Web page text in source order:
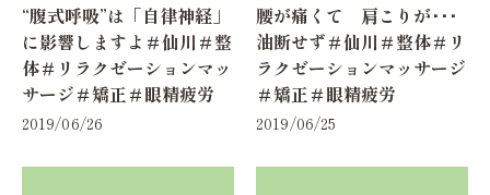
“腹式呼吸”は「自律神経」
に影響しますよ＃仙川＃整
体＃リラクゼーションマッ
サージ＃矯正＃眼精疲労
2019/06/26
腰が痛くて 肩こりが･･･
油断せず＃仙川＃整体＃リ
ラクゼーションマッサージ
＃矯正＃眼精疲労
2019/06/25